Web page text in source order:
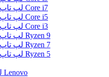
لپ تاپ ایسوس Core i7
لپ تاپ ایسوس Core i5
لپ تاپ ایسوس Core i3
لپ تاپ ایسوس Ryzen 9
لپ تاپ ایسوس Ryzen 7
لپ تاپ ایسوس Ryzen 5
لپ تاپ گیمینگ Lenovo